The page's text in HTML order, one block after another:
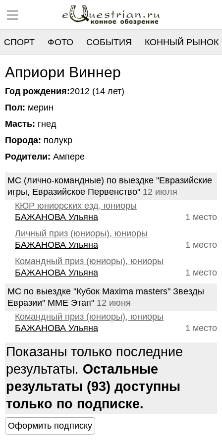
СПОРТ ФОТО СОБЫТИЯ КОННЫЙ РЫНОК
РЕЕСТР
Априори Виннер
Год рождения:2012 (14 лет)
Пол: мерин
Масть: гнед
Порода: полукр
Родители: Ампере
МС (лично-командные) по выездке "Евразийские
игры, Евразийское Первенство" 12 июля
КЮР юниорских езд, юниоры
1 место
БАЖАНОВА Ульяна
Личный приз (юниоры), юниоры
1 место
БАЖАНОВА Ульяна
Командный приз (юниоры), юниоры
1 место
БАЖАНОВА Ульяна
МС по выездке "Кубок Maxima masters" Звезды
Евразии" ММЕ Этап" 12 июня
Командный приз (юниоры), юниоры
1 место
БАЖАНОВА Ульяна
Показаны только последние
результаты. Остальные
результаты (93) доступны
только по подписке.